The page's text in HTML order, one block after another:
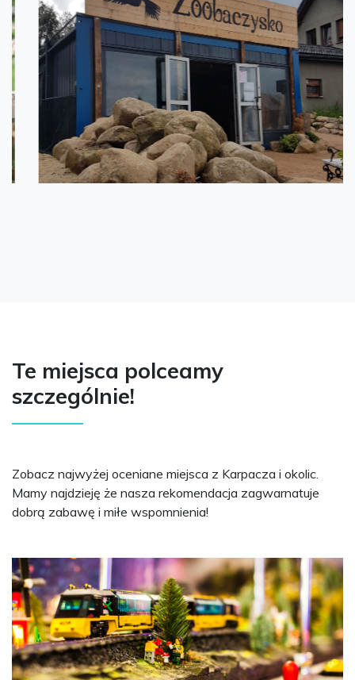
Te miejsca polceamy
szczególnie!
Zobacz najwyżej oceniane miejsca z Karpacza i okolic.
Mamy najdzieję że nasza rekomendacja zagwarnatuje
dobrą zabawę i miłe wspomnienia!